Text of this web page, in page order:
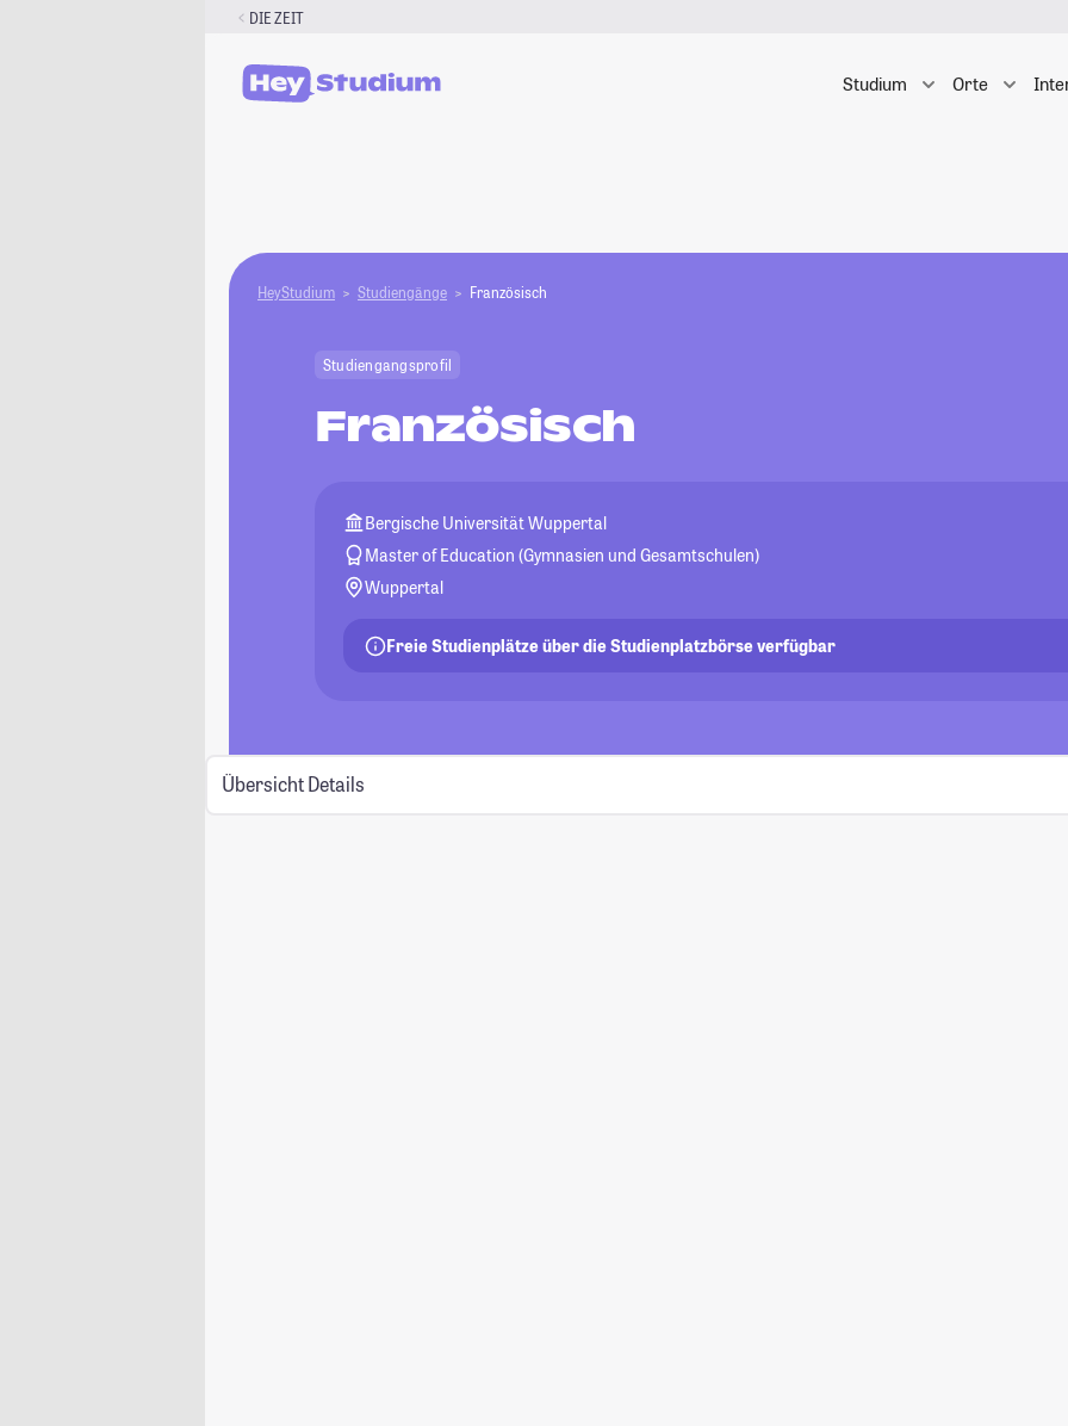
DIE ZEIT
Studium Orte
HeyStudium Studiengänge Französisch
Studiengangsprofil
Französisch
Bergische Universität Wuppertal
Master of Education (Gymnasien und Gesamtschulen)
Wuppertal
Freie Studienplätze über die Studienplatzbörse verfügbar
Übersicht Details